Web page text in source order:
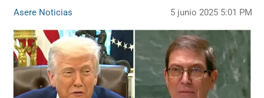
Asere Noticias 5 junio 2025 5:01 PM